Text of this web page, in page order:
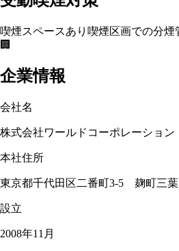
喫煙スペースあり 喫煙区画での分煙
🏢
企業情報
会社名
株式会社ワールドコーポレーション
本社住所
東京都千代田区二番町3-5 麹町三
設立
2008年11月